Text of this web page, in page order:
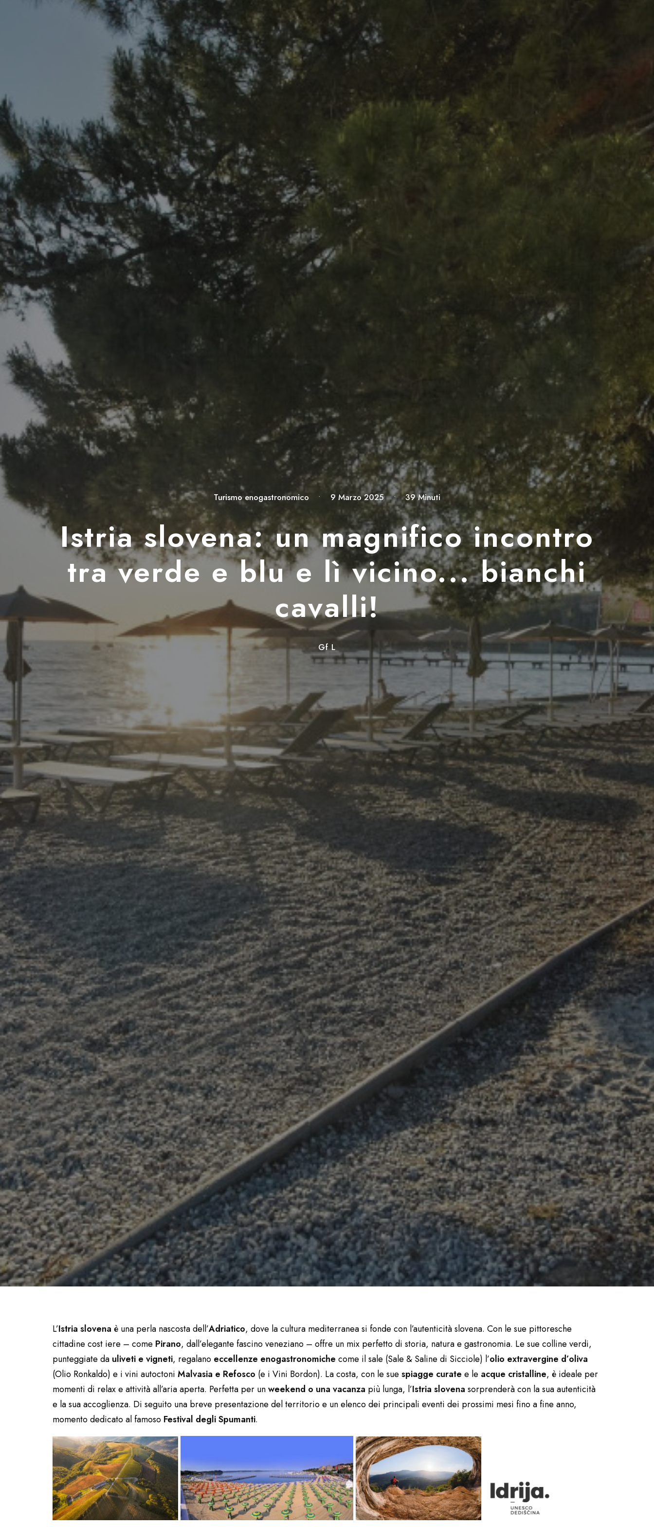
Turismo enogastronomico • 9 Marzo 2025 • 39 Minuti
Istria slovena: un magnifico incontro
tra verde e blu e lì vicino... bianchi
cavalli!
Gf L
L’Istria slovena è una perla nascosta dell’Adriatico, dove la cultura mediterranea si fonde con l’autenticità slovena. Con le sue pittoresche
cittadine cost iere – come Pirano, dall’elegante fascino veneziano – offre un mix perfetto di storia, natura e gastronomia. Le sue colline verdi,
punteggiate da uliveti e vigneti, regalano eccellenze enogastronomiche come il sale (Sale & Saline di Sicciole) l’olio extravergine d’oliva
(Olio Ronkaldo) e i vini autoctoni Malvasia e Refosco (e i Vini Bordon). La costa, con le sue spiagge curate e le acque cristalline, è ideale per
momenti di relax e attività all’aria aperta. Perfetta per unweekend o una vacanza più lunga, l’Istria slovena sorprenderà con la sua autenticità
e la sua accoglienza. Di seguito una breve presentazione del territorio e un elenco dei principali eventi dei prossimi mesi fino a fine anno,
momento dedicato al famoso Festival degli Spumanti.